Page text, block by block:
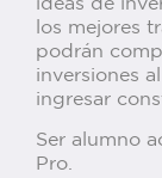
ideas de
los mejores
podrán
inversiones
ingresar
Ser alumno
Pro.